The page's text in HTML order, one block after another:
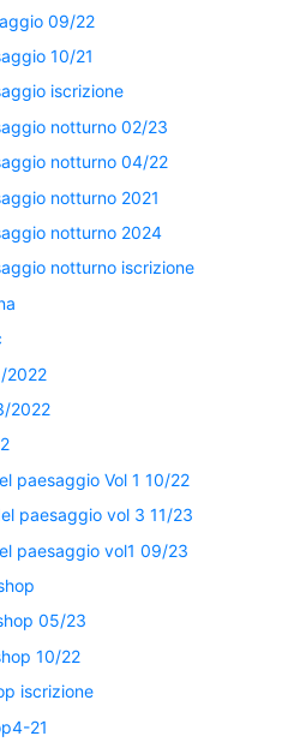
09/22
10/21
iscrizione
notturno 02/23
notturno 04/22
notturno 2021
notturno 2024
notturno iscrizione
2022
2022
paesaggio Vol 1 10/22
paesaggio vol 3 11/23
paesaggio vol1 09/23
05/23
10/22
iscrizione
21